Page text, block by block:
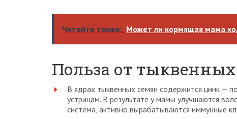
Читайте также: Может ли кормящая мама
Польза от
В ядрах тыквенных семян содержится цинк —
устрицам. В результате у мамы улучшаются
система, активно вырабатываются иммунные